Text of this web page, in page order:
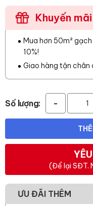
Khuyến mãi
Mua hơn 50m²
10%!
Giao hàng tận chân
Số lượng: -
(Để lại SĐT.
ƯU ĐÃI THÊM